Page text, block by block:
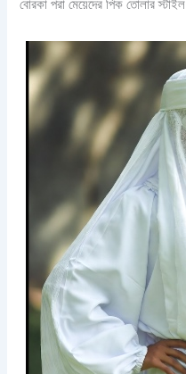
বোরকা পরা মেয়েদের পিক তোলার স্টাইল